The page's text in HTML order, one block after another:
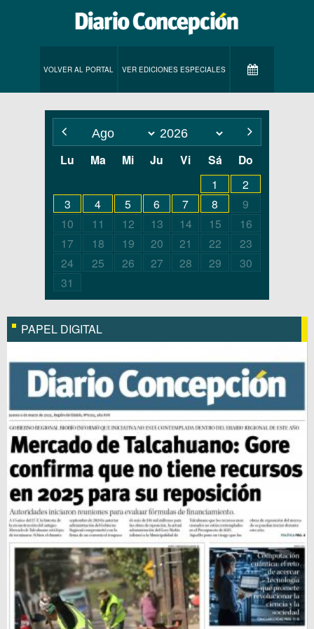
VOLVER AL PORTAL VER EDICIONES ESPECIALES
Lu Ma Mi Ju Vi Sá Do
1
2
3
4 5 6 7 8
9
10
11 12 13 14 15
16
17
18 19 20 21 22
23
24
25 26 27 28 29
30
31
PAPEL DIGITAL